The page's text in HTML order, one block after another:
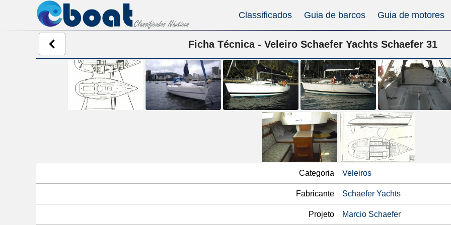
Classificados Guia de barcos Guia de motores
Ficha Técnica - Veleiro Schaefer Yachts Schaefer 31
Categoria Veleiros
Fabricante Schaefer Yachts
Projeto Marcio Schaefer